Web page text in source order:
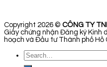
Copyright 2026 © CÔNG TY
Giấy chứng nhận Đăng ký Kinh
hoạch và Đầu tư Thành phố Hồ
Search
for: